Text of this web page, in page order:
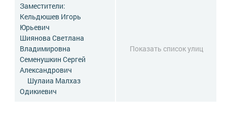
Заместители:
Кельдюшев Игорь
Юрьевич
Шиянова Светлана
Владимировна
Семенушкин Сергей
Александрович
Шулаиа Малхаз
Одикиевич
Показать список улиц